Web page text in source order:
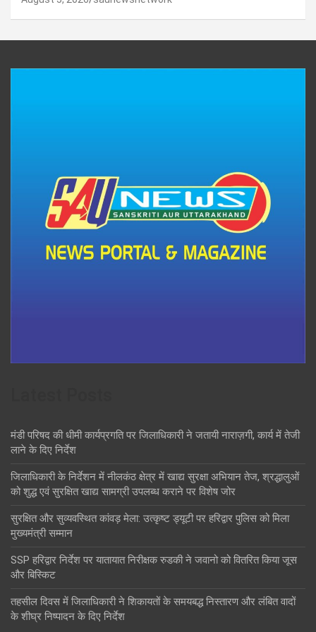
मंडी परिषद की धीमी कार्यप्रगति पर जिलाधिकारी ने जतायी नाराज़गी, कार्य में तेजी
लाने के दिए निर्देश
जिलाधिकारी के निर्देशन में नीलकंठ क्षेत्र में खाद्य सुरक्षा अभियान तेज, श्रद्धालुओं
को शुद्ध एवं सुरक्षित खाद्य सामग्री उपलब्ध कराने पर विशेष जोर
सुरक्षित और सुव्यवस्थित कांवड़ मेला: उत्कृष्ट ड्यूटी पर हरिद्वार पुलिस को मिला
मुख्यमंत्री सम्मान
SSP हरिद्वार निर्देश पर यातायात निरीक्षक रुडकी ने जवानो को वितरित किया जूस
और बिस्किट
तहसील दिवस में जिलाधिकारी ने शिकायतों के समयबद्ध निस्तारण और लंबित वादों
के शीघ्र निष्पादन के दिए निर्देश